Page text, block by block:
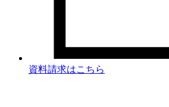
資料請求はこちら